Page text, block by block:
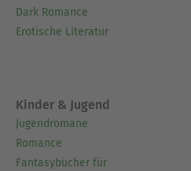
Dark Romance
Erotische Literatur
Kinder & Jugend
Jugendromane
Romance
Fantasybücher für